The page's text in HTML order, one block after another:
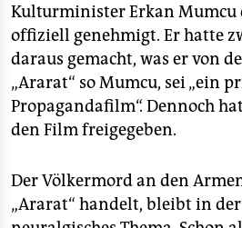
Kulturminister Erkan
offiziell genehmigt. Er hatte
daraus gemacht, was er von
„Ararat“ so Mumcu, sei „ein
Propagandafilm“. Dennoch
den Film freigegeben.
Der Völkermord an den
„Ararat“ handelt, bleibt in